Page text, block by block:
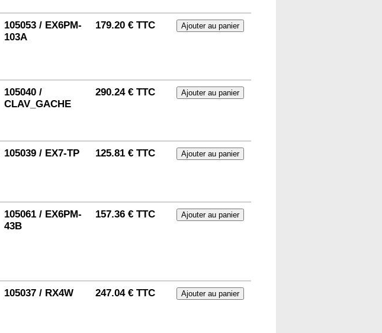
105053 / EX6PM-
103A
179.20 € TTC
105040 /
CLAV_GACHE
290.24 € TTC
105039 / EX7-TP 125.81 € TTC
105061 / EX6PM-
43B
157.36 € TTC
105037 / RX4W 247.04 € TTC